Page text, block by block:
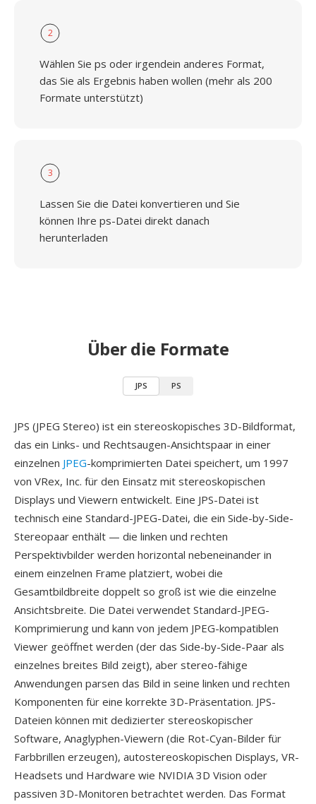
2
Wählen Sie ps oder irgendein anderes Format,
das Sie als Ergebnis haben wollen (mehr als 200
Formate unterstützt)
3
Lassen Sie die Datei konvertieren und Sie
können Ihre ps-Datei direkt danach
herunterladen
Über die Formate
JPS PS
JPS (JPEG Stereo) ist ein stereoskopisches 3D-Bildformat,
das ein Links- und Rechtsaugen-Ansichtspaar in einer
einzelnen JPEG-komprimierten Datei speichert, um 1997
von VRex, Inc. für den Einsatz mit stereoskopischen
Displays und Viewern entwickelt. Eine JPS-Datei ist
technisch eine Standard-JPEG-Datei, die ein Side-by-Side-
Stereopaar enthält — die linken und rechten
Perspektivbilder werden horizontal nebeneinander in
einem einzelnen Frame platziert, wobei die
Gesamtbildbreite doppelt so groß ist wie die einzelne
Ansichtsbreite. Die Datei verwendet Standard-JPEG-
Komprimierung und kann von jedem JPEG-kompatiblen
Viewer geöffnet werden (der das Side-by-Side-Paar als
einzelnes breites Bild zeigt), aber stereo-fähige
Anwendungen parsen das Bild in seine linken und rechten
Komponenten für eine korrekte 3D-Präsentation. JPS-
Dateien können mit dedizierter stereoskopischer
Software, Anaglyphen-Viewern (die Rot-Cyan-Bilder für
Farbbrillen erzeugen), autostereoskopischen Displays, VR-
Headsets und Hardware wie NVIDIA 3D Vision oder
passiven 3D-Monitoren betrachtet werden. Das Format